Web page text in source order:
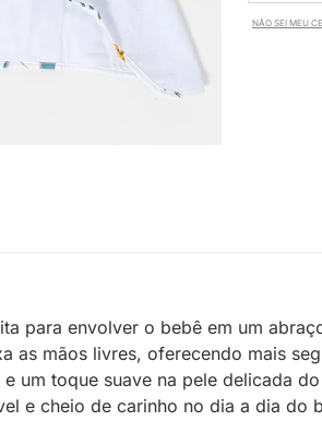
NÃO SEI MEU
para envolver o bebê em um
mãos livres, oferecendo mais
toque suave na pele delicada
e cheio de carinho no dia a dia do